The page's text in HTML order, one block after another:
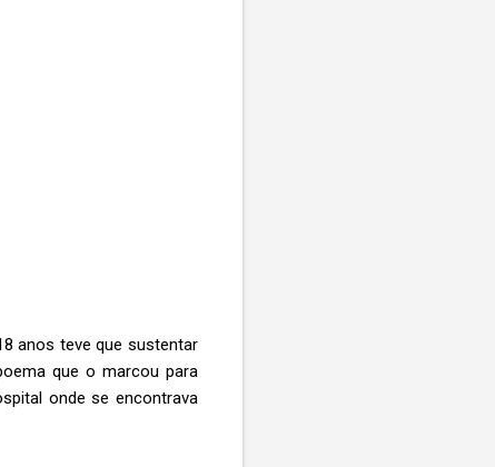
anos teve que sustentar
que o marcou para
onde se encontrava